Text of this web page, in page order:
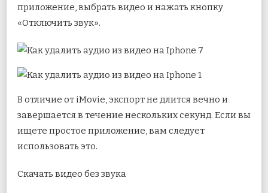
приложение, выбрать видео и нажать кнопку
«Отключить звук».
В отличие от iMovie, экспорт не длится вечно и
завершается в течение нескольких секунд. Если вы
ищете простое приложение, вам следует
использовать это.
Скачать видео без звука